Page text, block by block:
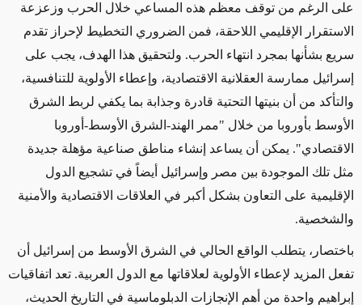
على الرغم من توقف معظم هذه المساعي خلال الحرب وزعزعة
الاستقرار الإقليمي اللاحقة، فمن الضروري التخطيط لإحراز تقدم
سريع بشأنها بمجرد انتهاء الحرب. ولتحقيق هذا الهدف، يجب على
إسرائيل ممارسة العقلانية الاقتصادية، وإعطاء الأولوية للتنافسية،
والتأكد من أن بنيتها التحتية قادرة وجذابة بما يكفي لربط الشرق
الأوسط بأوروبا من خلال "ممر الهند-الشرق الأوسط-أوروبا
الاقتصادي". يمكن أن يساعد إنشاء مناطق صناعية مؤهلة جديدة
مثل تلك الموجودة بين مصر وإسرائيل أيضاً في تشجيع الدول
الإقليمية على التعاون بشكل أكبر في العلاقات الاقتصادية والأمنية
والشخصية.
باختصار، يتطلب الواقع الحالي في الشرق الأوسط من إسرائيل أن
تفعل المزيد لإعطاء الأولوية لعلاقاتها مع الدول العربية. تعد اتفاقيات
إبراهيم واحدة من أهم الإنجازات الدبلوماسية في التاريخ الحديث،